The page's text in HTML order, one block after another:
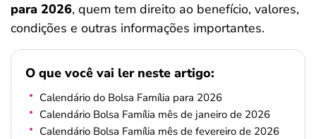
para 2026, quem tem direito ao benefício, valores,
condições e outras informações importantes.
O que você vai ler neste artigo:
Calendário do Bolsa Família para 2026
Calendário Bolsa Família mês de janeiro de 2026
Calendário Bolsa Família mês de fevereiro de 2026